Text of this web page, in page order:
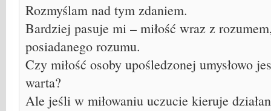
Rozmyślam nad tym zdaniem.
Bardziej pasuje mi – miłość wraz z
posiadanego rozumu.
Czy miłość osoby upośledzonej umysłowo
warta?
Ale jeśli w miłowaniu uczucie kieruje